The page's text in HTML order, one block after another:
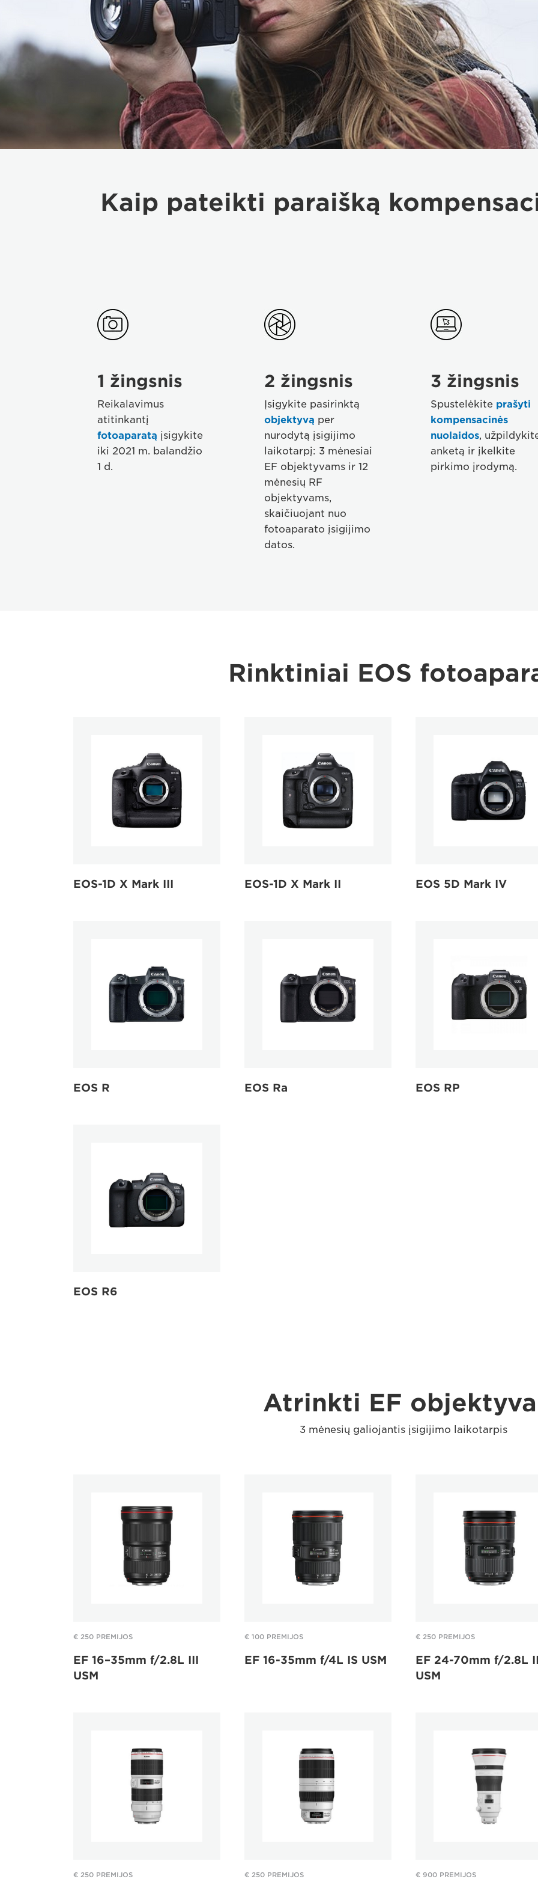
Kaip pateikti paraišką
step01
1 žingsnis
Reikalavimus
atitinkantį
fotoaparatą įsigykite
iki 2021 m. balandžio
1 d.
Step
02
2 žingsnis
Įsigykite pasirinktą
objektyvą per
nurodytą įsigijimo
laikotarpį: 3 mėnesiai
EF objektyvams ir 12
mėnesių RF
objektyvams,
skaičiuojant nuo
fotoaparato įsigijimo
datos.
Step
02
3 žingsnis
Spustelėkite prašyti
kompensacinės
nuolaidos,
anketą ir įkelkite
pirkimo įrodymą.
Rinktiniai EOS
EOS-1D X Mark III EOS-1D X Mark II EOS 5D Mark IV
EOS R EOS Ra EOS RP
EOS R6
Atrinkti EF
3 mėnesių galiojantis įsigijimo laikotarpis
€ 250 PREMIJOS
EF 16–35mm f/2.8L III
USM
€ 100 PREMIJOS
EF 16-35mm f/4L IS USM
€ 250 PREMIJOS
EF 24-70mm f/2.8L
USM
€ 250 PREMIJOS € 250 PREMIJOS € 900 PREMIJOS